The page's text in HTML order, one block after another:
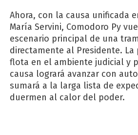
Ahora, con la causa unificada
María Servini, Comodoro Py
escenario principal de una
directamente al Presidente. La
flota en el ambiente judicial y
causa logrará avanzar con
sumará a la larga lista de
duermen al calor del poder.